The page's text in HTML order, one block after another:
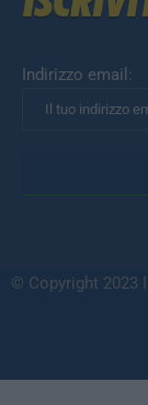
Indirizzo email:
© Copyright 2023